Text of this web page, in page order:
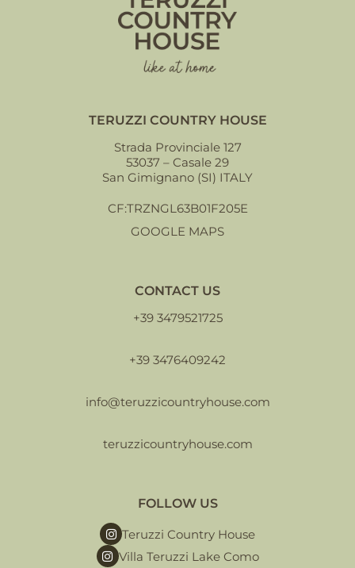
TERUZZI COUNTRY HOUSE
Strada Provinciale 127
53037 – Casale 29
San Gimignano (SI) ITALY
CF:TRZNGL63B01F205E
GOOGLE MAPS
CONTACT US
+39 3479521725
+39 3476409242
info@teruzzicountryhouse.com
teruzzicountryhouse.com
FOLLOW US
Teruzzi Country House
Villa Teruzzi Lake Como